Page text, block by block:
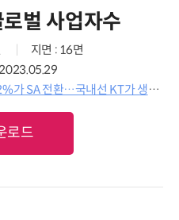
벌 사업자수
지면 : 16면
SA 전환…국내선 KT가 생태계 구축
로드